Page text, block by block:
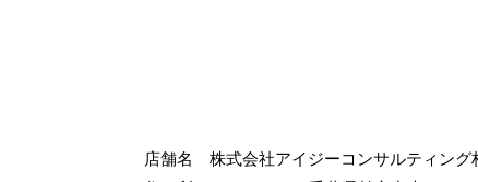
店舗名 株式会社アイジーコンサルティング